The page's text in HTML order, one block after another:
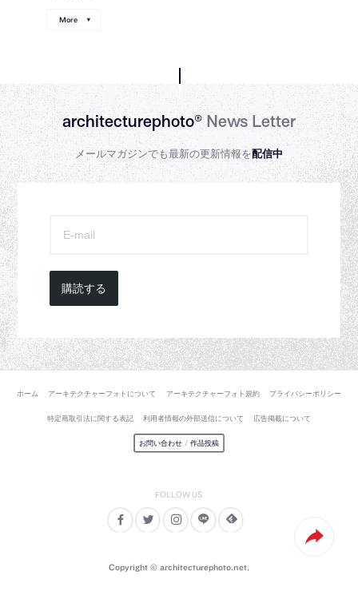
More
architecturephoto®News Letter
メールマガジンでも最新の更新情報を配信中
購読する
ホーム アーキテクチャーフォトについて アーキテクチャーフォト規約 プライバシーポリシー
特定商取引法に関する表記 利用者情報の外部送信について 広告掲載について
お問い合わせ / 作品投稿
Copyright © architecturephoto.net.